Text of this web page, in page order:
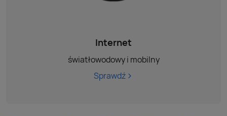
Internet
światłowodowy i mobilny
Sprawdź